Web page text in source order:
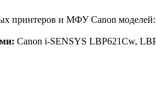
принтеров и МФУ Canon
Canon i-SENSYS LBP621Cw,